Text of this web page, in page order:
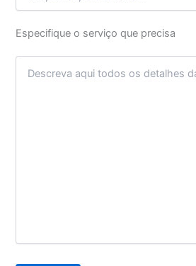
Especifique o serviço que precisa